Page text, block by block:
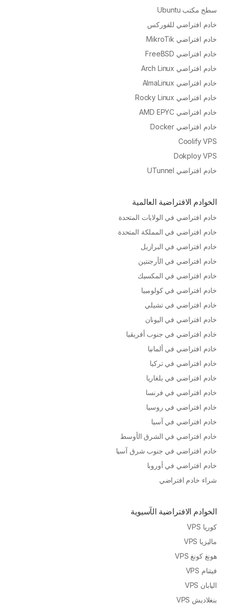
سطح مكتب Ubuntu
خادم افتراضي للفوركس
خادم افتراضي MikroTik
خادم افتراضي FreeBSD
خادم افتراضي Arch Linux
خادم افتراضي AlmaLinux
خادم افتراضي Rocky Linux
خادم افتراضي AMD EPYC
خادم افتراضي Docker
Coolify VPS
Dokploy VPS
خادم افتراضي UTunnel
الخوادم الافتراضية العالمية
خادم افتراضي في الولايات المتحدة
خادم افتراضي في المملكة المتحدة
خادم افتراضي في البرازيل
خادم افتراضي في الأرجنتين
خادم افتراضي في المكسيك
خادم افتراضي في كولومبيا
خادم افتراضي في تشيلي
خادم افتراضي في اليونان
خادم افتراضي في جنوب أفريقيا
خادم افتراضي في ألمانيا
خادم افتراضي في تركيا
خادم افتراضي في بلغاريا
خادم افتراضي في فرنسا
خادم افتراضي في روسيا
خادم افتراضي في آسيا
خادم افتراضي في الشرق الأوسط
خادم افتراضي في جنوب شرق آسيا
خادم افتراضي في أوروبا
شراء خادم افتراضي
الخوادم الافتراضية الآسيوية
كوريا VPS
ماليزيا VPS
هونغ كونغ VPS
فيتنام VPS
اليابان VPS
بنغلاديش VPS